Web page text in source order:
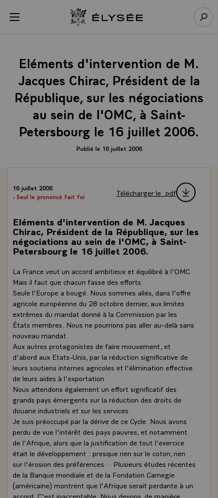
menu Retour à l’accueil Élysée
Eléments d'intervention de M.
Jacques Chirac, Président de la
République, sur les négociations
au sein de l'OMC, à Saint-
Petersbourg le 16 juillet 2006.
Publié le 16 juillet 2006
16 juillet 2006
- Seul le prononcé fait foi
Télécharger le .pdf
Eléments d'intervention de M. Jacques
Chirac, Président de la République, sur les
négociations au sein de l'OMC, à Saint-
Petersbourg le 16 juillet 2006.
La France veut un accord ambitieux et équilibré à l'OMC.
Mais il faut que chacun fasse des efforts.
Seule l'Europe a bougé. Nous sommes allés, dans l'offre
agricole européenne du 28 octobre dernier, aux limites
extrêmes du mandat donné à la Commission par les
États membres. Nous ne pourrions pas aller au-delà sans
nouveau mandat.
Aux autres protagonistes de faire mouvement, et
d'abord aux Etats-Unis, par la réduction significative de
leurs soutiens internes agricoles et l'élimination effective
de leurs aides à l'exportation.
Nous attendons également un effort significatif des
grands pays émergents sur la réduction des droits de
douane industriels et sur les services.
Je suis préoccupé par la dérive de ce Cycle. Nous avons
perdu de vue l'intérêt des pays pauvres, et notamment
de l'Afrique, alors que la justification de tout l'exercice
était le développement : presque rien sur le coton, rien
sur l'érosion des préférences··· Plusieurs études récentes
de la Banque mondiale et de la Fondation Carnegie
(américaine) montrent que l'Afrique serait perdante à un
accord. C'est inacceptable. Nous devons, de manière
Panneau de gestion des cookies